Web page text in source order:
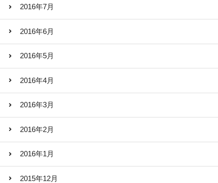
2016年7月
2016年6月
2016年5月
2016年4月
2016年3月
2016年2月
2016年1月
2015年12月